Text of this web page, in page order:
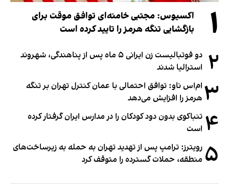
۱
اکسیوس: مجتبی خامنه‌ای توافق موقت برای
بازگشایی تنگه هرمز را تایید کرده است
۲
دو فوتبالیست زن ایرانی ۵ ماه پس از پناهندگی، شهروند
استرالیا شدند
۳ ام‌اس ناو: توافق احتمالی با عمان کنترل تهران بر تنگه
هرمز را افزایش می‌دهد
۴ تنباکوی بدون دود کودکان را در مدارس ایران گرفتار کرده
است
۵ رویترز: ترامپ پس از تهدید تهران به حمله به زیرساخت‌های
منطقه، حملات گسترده را متوقف کرد